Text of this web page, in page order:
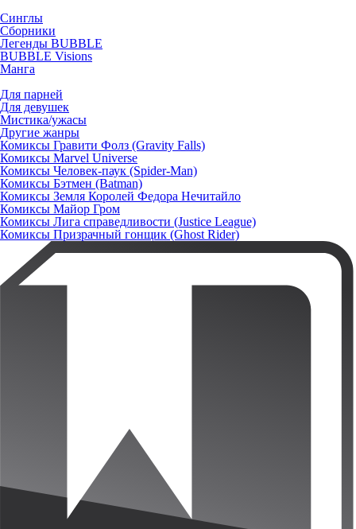
Синглы
Сборники
Легенды BUBBLE
BUBBLE Visions
Манга
Для парней
Для девушек
Мистика/ужасы
Другие жанры
Комиксы Гравити Фолз (Gravity Falls)
Комиксы Marvel Universe
Комиксы Человек-паук (Spider-Man)
Комиксы Бэтмен (Batman)
Комиксы Земля Королей Федора Нечитайло
Комиксы Майор Гром
Комиксы Лига справедливости (Justice League)
Комиксы Призрачный гонщик (Ghost Rider)